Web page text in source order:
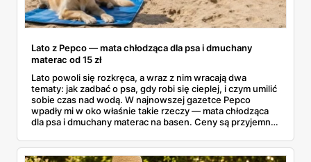
Lato z Pepco — mata chłodząca dla psa i dmuchany
materac od 15 zł
Lato powoli się rozkręca, a wraz z nim wracają dwa
tematy: jak zadbać o psa, gdy robi się cieplej, i czym umilić
sobie czas nad wodą. W najnowszej gazetce Pepco
wpadły mi w oko właśnie takie rzeczy — mata chłodząca
dla psa i dmuchany materac na basen. Ceny są przyjemne:
Zebrałam to, co naprawdę warto rozważyć na ten sezon
— dla czworonoga w domu i dla całej rodziny nad wodą.